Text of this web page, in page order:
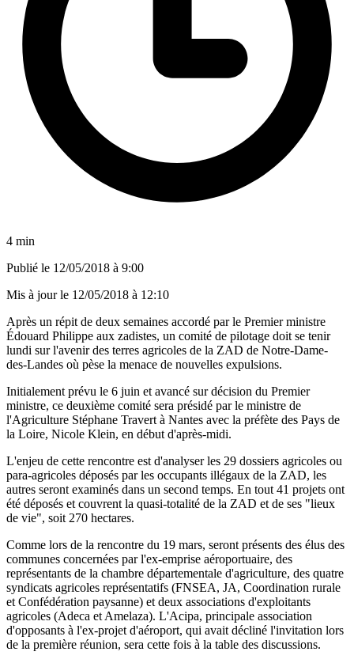
4 min
Publié le 12/05/2018 à 9:00
Mis à jour le 12/05/2018 à 12:10
Après un répit de deux semaines accordé par le Premier ministre
Édouard Philippe aux zadistes, un comité de pilotage doit se tenir
lundi sur l'avenir des terres agricoles de la ZAD de Notre-Dame-
des-Landes où pèse la menace de nouvelles expulsions.
Initialement prévu le 6 juin et avancé sur décision du Premier
ministre, ce deuxième comité sera présidé par le ministre de
l'Agriculture Stéphane Travert à Nantes avec la préfète des Pays de
la Loire, Nicole Klein, en début d'après-midi.
L'enjeu de cette rencontre est d'analyser les 29 dossiers agricoles ou
para-agricoles déposés par les occupants illégaux de la ZAD, les
autres seront examinés dans un second temps. En tout 41 projets ont
été déposés et couvrent la quasi-totalité de la ZAD et de ses "lieux
de vie", soit 270 hectares.
Comme lors de la rencontre du 19 mars, seront présents des élus des
communes concernées par l'ex-emprise aéroportuaire, des
représentants de la chambre départementale d'agriculture, des quatre
syndicats agricoles représentatifs (FNSEA, JA, Coordination rurale
et Confédération paysanne) et deux associations d'exploitants
agricoles (Adeca et Amelaza). L'Acipa, principale association
d'opposants à l'ex-projet d'aéroport, qui avait décliné l'invitation lors
de la première réunion, sera cette fois à la table des discussions.